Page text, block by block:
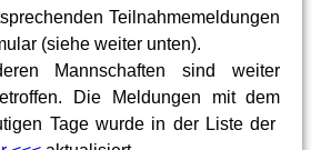
Teilnahmemeldungen
(siehe weiter unten).
Mannschaften sind weiter
Die Meldungen mit dem
Tage wurde in der Liste der